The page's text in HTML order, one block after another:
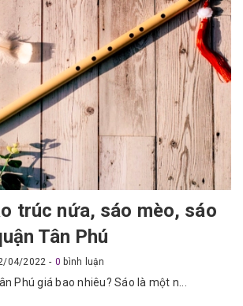
trúc nứa, sáo mèo, sáo
Tân Phú
04/2022 0 bình luận
Phú giá bao nhiêu? Sáo là một n...